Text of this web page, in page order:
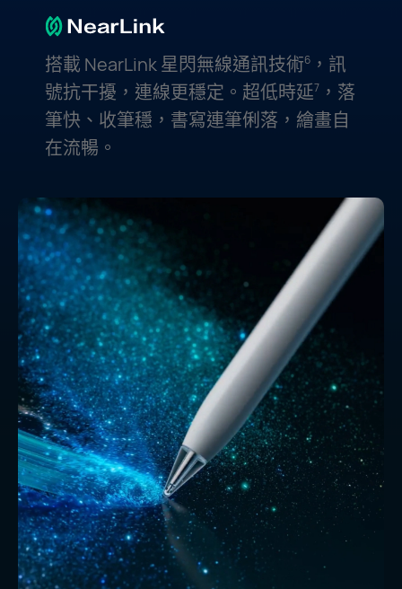
搭載 NearLink 星閃無線通訊技術6， 訊
號抗干擾，連線更穩定。超低時延7， 落
筆快、收筆穩，書寫連筆俐落，繪畫自
在流⁠暢。